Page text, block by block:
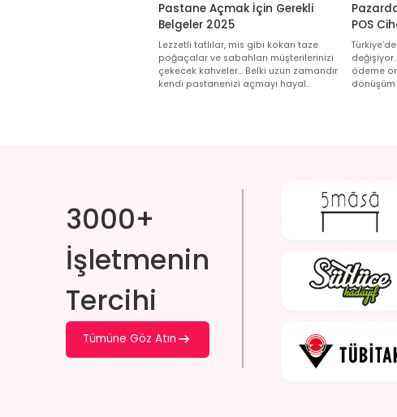
Pastane Açmak İçin Gerekli
Belgeler 2025
Lezzetli tatlılar, mis gibi kokan taze
poğaçalar ve sabahları müşterilerinizi
çekecek kahveler… Belki uzun zamandır
kendi pastanenizi açmayı hayal
POS
ödeme
3000+
İşletmenin
Tercihi
Tümüne Göz Atın